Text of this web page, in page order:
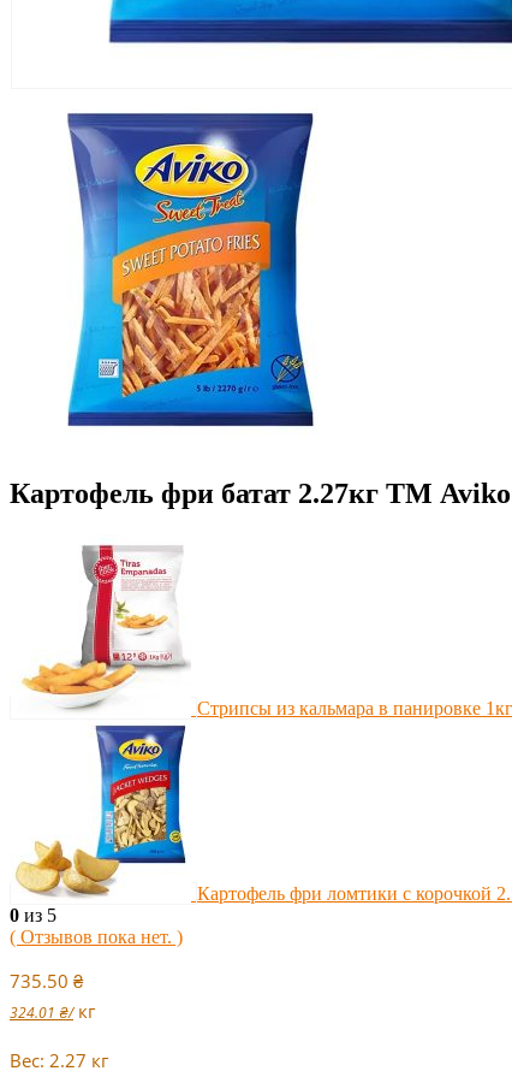
Картофель фри батат 2.27кг ТМ Aviko
Стрипсы из кальмара в панировке
Картофель фри ломтики с корочкой
0 из 5
( Отзывов пока нет. )
735.50 ₴
324.01 ₴/ кг
Вес: 2.27 кг